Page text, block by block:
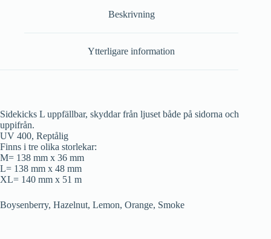
Beskrivning
Ytterligare information
Sidekicks L uppfällbar, skyddar från ljuset både på sidorna och
uppifrån.
UV 400, Reptålig
Finns i tre olika storlekar:
M= 138 mm x 36 mm
L= 138 mm x 48 mm
XL= 140 mm x 51 m
Boysenberry, Hazelnut, Lemon, Orange, Smoke